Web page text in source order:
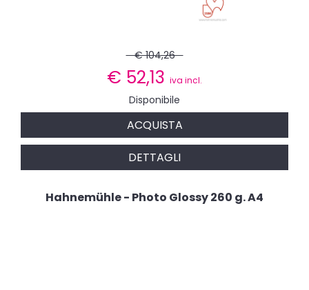
€ 104,26
€ 52,13 iva incl.
Disponibile
ACQUISTA
DETTAGLI
Hahnemühle - Photo Glossy 260 g. A4